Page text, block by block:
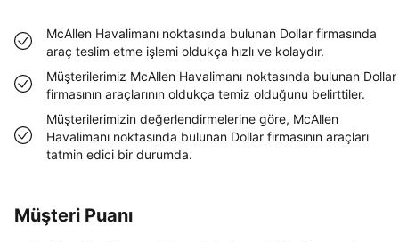
McAllen Havalimanı noktasında bulunan Dollar firmasında
araç teslim etme işlemi oldukça hızlı ve kolaydır.
Müşterilerimiz McAllen Havalimanı noktasında bulunan Dollar
firmasının araçlarının oldukça temiz olduğunu belirttiler.
Müşterilerimizin değerlendirmelerine göre, McAllen
Havalimanı noktasında bulunan Dollar firmasının araçları
tatmin edici bir durumda.
Müşteri Puanı